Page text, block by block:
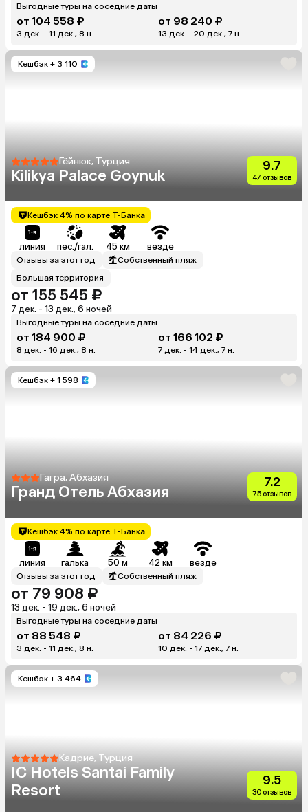
Выгодные туры на соседние даты
от 104 558 ₽
3 дек. - 11 дек., 8 н.
от 98 240 ₽
13 дек. - 20 дек., 7 н.
Кешбэк + 3 110
Гёйнюк, Турция
Kilikya Palace Goynuk
9.7
47 отзывов
Кешбэк 4% по карте Т-Банка
линия пес./гал. 45 км везде
Отзывы за этот год
Собственный пляж
Большая территория
от 155 545 ₽
7 дек. - 13 дек., 6 ночей
Выгодные туры на соседние даты
от 184 900 ₽
8 дек. - 16 дек., 8 н.
от 166 102 ₽
7 дек. - 14 дек., 7 н.
Кешбэк + 1 598
Гагра, Абхазия
Гранд Отель Абхазия
7.2
75 отзывов
Кешбэк 4% по карте Т-Банка
линия галька 50 м 42 км везде
Отзывы за этот год Собственный пляж
от 79 908 ₽
13 дек. - 19 дек., 6 ночей
Выгодные туры на соседние даты
от 88 548 ₽
3 дек. - 11 дек., 8 н.
от 84 226 ₽
10 дек. - 17 дек., 7 н.
Кешбэк + 3 464
Кадрие, Турция
IC Hotels Santai Family
Resort
9.5
30 отзывов